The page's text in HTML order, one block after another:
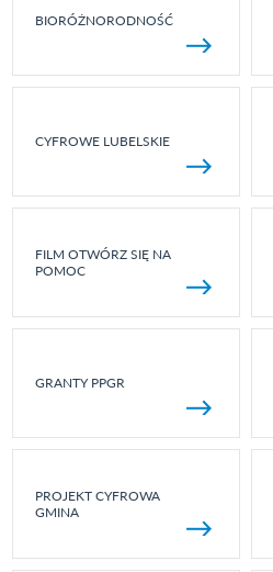
BIORÓŻNORODNOŚĆ
CYFROWE LUBELSKIE
FILM OTWÓRZ SIĘ NA
POMOC
GRANTY PPGR
PROJEKT CYFROWA
GMINA